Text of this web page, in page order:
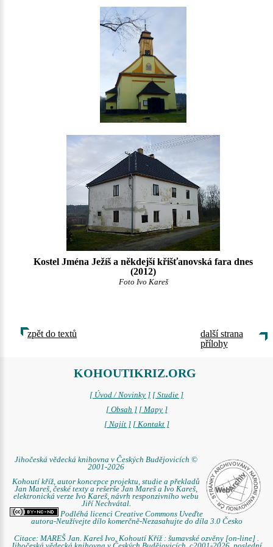
Kostel Jména Ježíš a někdejší křišťanovská fara dnes
(2012)
Foto Ivo Kareš
zpět do textů
další strana
přílohy
KOHOUTIKRIZ.ORG
[ Úvod / Novinky ] [ Studie ]
[ Obsah ] [ Mapy ]
[ Najít ] [ Kontakt ]
Jihočeská vědecká knihovna v Českých Budějovicích ©
2001-2026
Kohoutí kříž, autor koncepce projektu, studie a překladů
Jan Mareš, české texty a rešerše Jan Mareš a Ivo Kareš,
elektronická verze Ivo Kareš, návrh responzivního webu
Jiří Nechvátal.
Podléhá licenci Creative Commons Uveďte
autora-Neužívejte dílo komerčně-Nezasahujte do díla 3.0 Česko
Citace: MAREŠ Jan. Kareš Ivo. Kohoutí Kříž : šumavské ozvěny [on-line] .